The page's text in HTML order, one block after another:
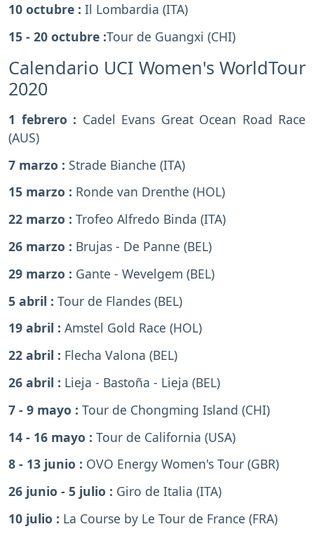
10 octubre : Il Lombardia (ITA)
15 - 20 octubre :Tour de Guangxi (CHI)
Calendario UCI Women's WorldTour
2020
1 febrero : Cadel Evans Great Ocean Road Race
(AUS)
7 marzo : Strade Bianche (ITA)
15 marzo : Ronde van Drenthe (HOL)
22 marzo : Trofeo Alfredo Binda (ITA)
26 marzo : Brujas - De Panne (BEL)
29 marzo : Gante - Wevelgem (BEL)
5 abril : Tour de Flandes (BEL)
19 abril : Amstel Gold Race (HOL)
22 abril : Flecha Valona (BEL)
26 abril : Lieja - Bastoña - Lieja (BEL)
7 - 9 mayo : Tour de Chongming Island (CHI)
14 - 16 mayo : Tour de California (USA)
8 - 13 junio : OVO Energy Women's Tour (GBR)
26 junio - 5 julio : Giro de Italia (ITA)
10 julio : La Course by Le Tour de France (FRA)